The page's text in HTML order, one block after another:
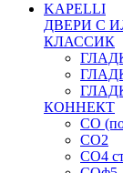
KAPELLI
ДВЕРИ С
КЛАССИК
КОННЕКТ
СО
СО2
СО4